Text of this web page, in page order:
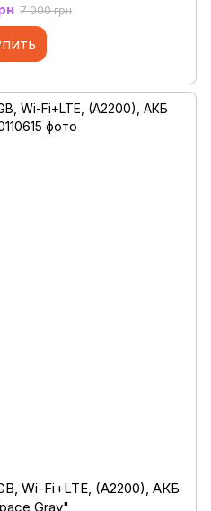
7 000 грн
Wi-Fi+LTE, (A2200), АКБ
Gray"